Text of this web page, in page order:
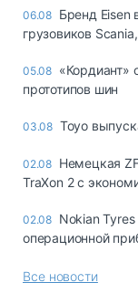
06.08 Бренд Eisen
грузовиков
05.08 «Кордиант»
прототипов шин
03.08 Toyo
02.08 Немецкая
TraXon 2 с
02.08 Nokian
операционной
Все новости